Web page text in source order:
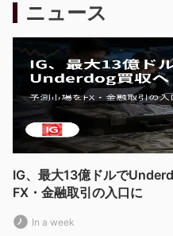
気配と買い気配の価格の差か
の利益に必ずしも沿わない決
証券や他のMMブローカーと
動態を認識することが重要です
IG証券の利点と欠点
利点：
多様な市場と取引銘柄の選択肢
直感的でカスタマイズ可能な取
高度なテクニカル分析とチャー
$20,000の仮想資金を備えたデ
ニュース
IG、最大13億ドルで
FX・金融取引の入口に
In a week